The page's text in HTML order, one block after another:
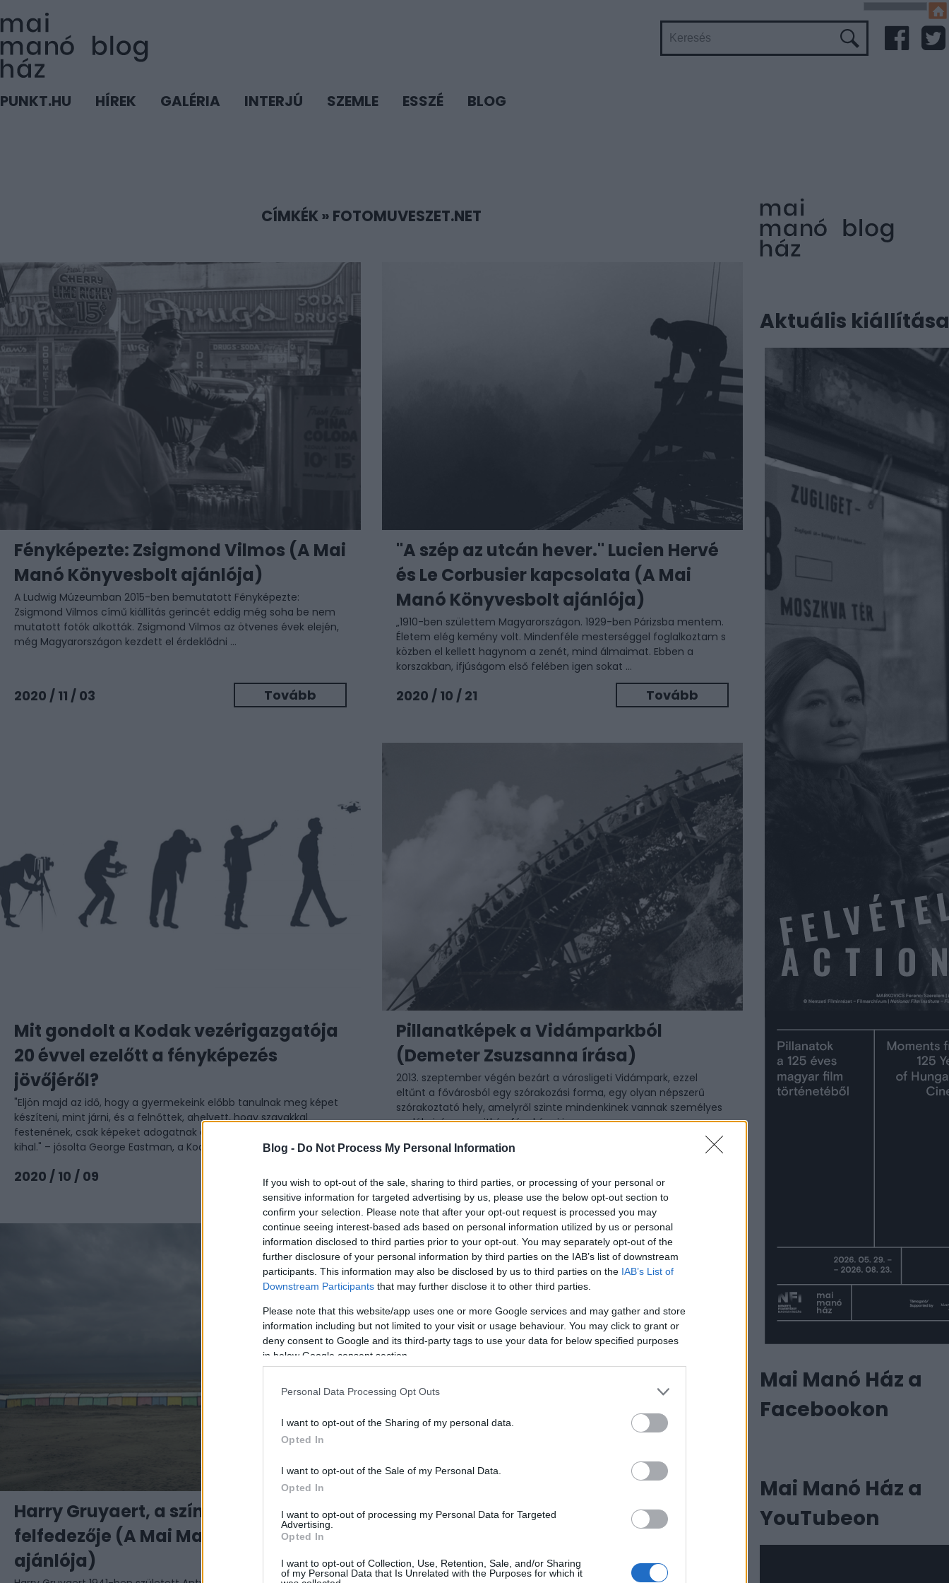
Blog - Do Not Process My Personal Information
If you wish to opt-out of the sale, sharing to third parties, or processing of your personal or
sensitive information for targeted advertising by us, please use the below opt-out section to
confirm your selection. Please note that after your opt-out request is processed you may
continue seeing interest-based ads based on personal information utilized by us or personal
information disclosed to third parties prior to your opt-out. You may separately opt-out of the
further disclosure of your personal information by third parties on the IAB’s list of downstream
participants. This information may also be disclosed by us to third parties on the IAB’s List of
Downstream Participants that may further disclose it to other third parties.
Please note that this website/app uses one or more Google services and may gather and store
information including but not limited to your visit or usage behaviour. You may click to grant or
deny consent to Google and its third-party tags to use your data for below specified purposes
in below Google consent section.
Personal Data Processing Opt Outs
I want to opt-out of the Sharing of my personal data.
Opted In
I want to opt-out of the Sale of my Personal Data.
Opted In
I want to opt-out of processing my Personal Data for Targeted
Advertising.
Opted In
I want to opt-out of Collection, Use, Retention, Sale, and/or Sharing
of my Personal Data that Is Unrelated with the Purposes for which it
PUNKT.HU HÍREK GALÉRIA INTERJÚ SZEMLE ESSZÉ BLOG
CÍMKÉK» FOTOMUVESZET.NET
Fényképezte: Zsigmond Vilmos (A Mai
Manó Könyvesbolt ajánlója)
A Ludwig Múzeumban 2015-ben bemutatott Fényképezte:
Zsigmond Vilmos című kiállítás gerincét eddig még soha be nem
mutatott fotók alkották. Zsigmond Vilmos az ötvenes évek elején,
még Magyarországon kezdett el érdeklődni ...
2020 / 11 / 03 Tovább
"A szép az utcán hever." Lucien Hervé
és Le Corbusier kapcsolata (A Mai
Manó Könyvesbolt ajánlója)
„1910-ben születtem Magyarországon. 1929-ben Párizsba mentem.
Életem elég kemény volt. Mindenféle mesterséggel foglalkoztam s
közben el kellett hagynom a zenét, mind álmaimat. Ebben a
korszakban, ifjúságom első felében igen sokat ...
2020 / 10 / 21 Tovább
Mit gondolt a Kodak vezérigazgatója
20 évvel ezelőtt a fényképezés
jövőjéről?
"Eljön majd az idő, hogy a gyermekeink előbb tanulnak meg képet
készíteni, mint járni, és a felnőttek, ahelyett, hogy szavakkal
festenének, csak képeket adogatnak egymásnak, a nyelv pedig
kihal." – jósolta George Eastman, a Kodak ...
2020 / 10 / 09 Tovább
Pillanatképek a Vidámparkból
(Demeter Zsuzsanna írása)
2013. szeptember végén bezárt a városligeti Vidámpark, ezzel
eltűnt a fővárosból egy szórakozási forma, egy olyan népszerű
szórakoztató hely, amelyről szinte mindenkinek vannak személyes
emlékei, és nem ritkán fényképei is a ...
2020 / 09 / 25 Tovább
Harry Gruyaert, a színek erejének
felfedezője (A Mai Manó Könyvesbolt
ajánlója)
Steve McCurry legendás fotói (Szegő
Linkajánló rovatunkban ma a Fotóművészet magazinban 2016-ban
megjelent írást ajánlunk figyelmetekbe, mely a Műcsarnokban
Aktuális
Mai Manó Ház a
Facebookon
Mai Manó Ház a
YouTubeon